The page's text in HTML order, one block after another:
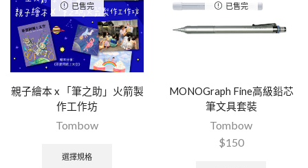
已售完
親子繪本 x 「筆之助」火箭製
作工作坊
Tombow
選擇規格
已售完
MONOGraph Fine高級鉛芯
筆文具套裝
Tombow
$150